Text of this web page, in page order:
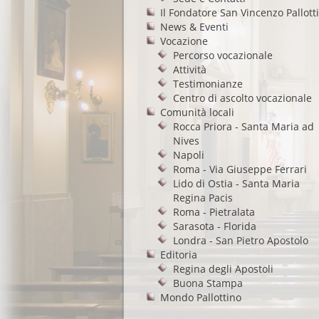
Il Fondatore San Vincenzo Pallotti
News & Eventi
Vocazione
Percorso vocazionale
Attività
Testimonianze
Centro di ascolto vocazionale
Comunità locali
Rocca Priora - Santa Maria ad
Nives
Napoli
Roma - Via Giuseppe Ferrari
Lido di Ostia - Santa Maria
Regina Pacis
Roma - Pietralata
Sarasota - Florida
Londra - San Pietro Apostolo
Editoria
Regina degli Apostoli
Buona Stampa
Mondo Pallottino